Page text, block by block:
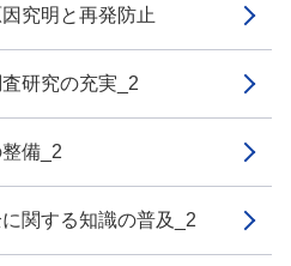
究明と再発防止
研究の充実_2
備_2
関する知識の普及_2